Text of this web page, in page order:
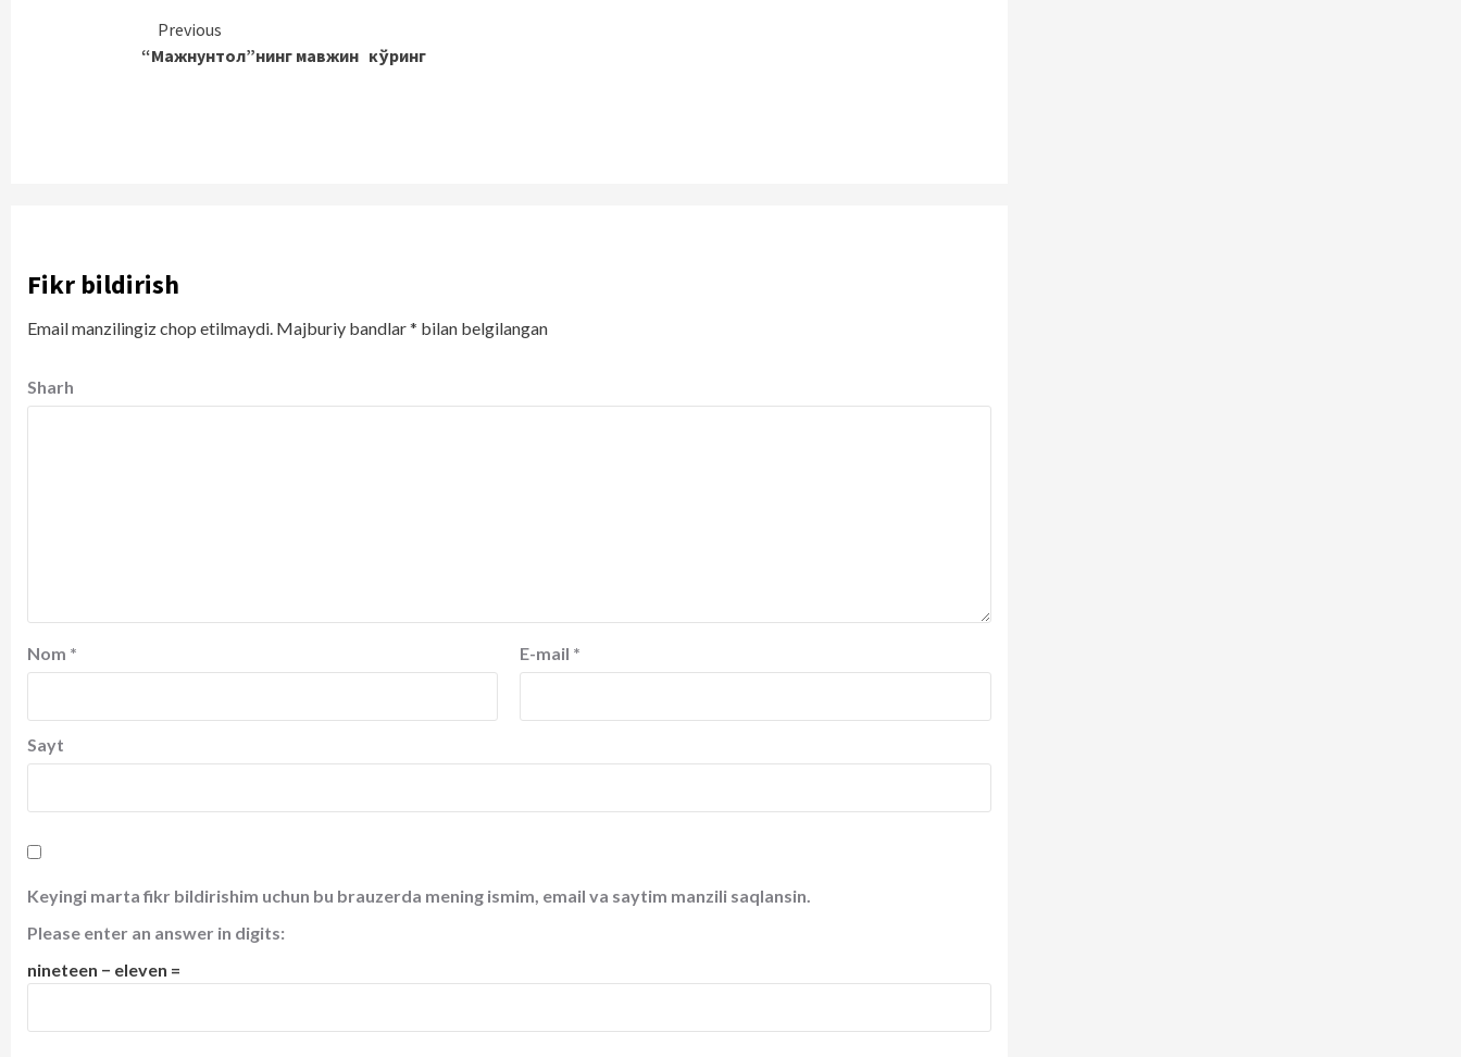
Continue
Reading
Previous
“Мажнунтол”нинг мавжин кўринг
Fikr bildirish
Email manzilingiz chop etilmaydi. Majburiy bandlar* bilan belgilangan
Sharh
Nom * E-mail *
Sayt
Keyingi marta fikr bildirishim uchun bu brauzerda mening ismim, email va saytim manzili saqlansin.
Please enter an answer in digits:
nineteen − eleven =